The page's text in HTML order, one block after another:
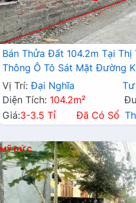
Bán Thửa Đất 104.2m Tại
Thông Ô Tô Sát Mặt Đường
Vị Trí: Đại Nghĩa
Diện Tích: 104.2m²
Giá:3-3.5 Tỉ Đã Có Sổ
MỸ ĐỨC